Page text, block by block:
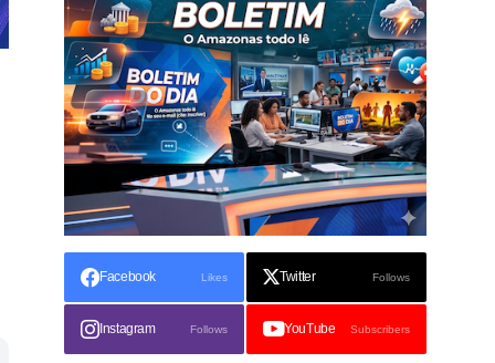
Facebook Likes Twitter Follows
Instagram Follows YouTube Subscribers